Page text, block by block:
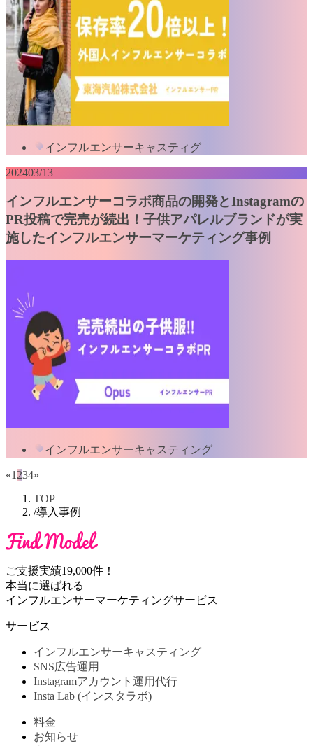
インフルエンサーキャスティグ
202403/13
インフルエンサーコラボ商品の開発とInstagramの
PR投稿で完売が続出！子供アパレルブランドが実
施したインフルエンサーマーケティング事例
インフルエンサーキャスティング
«1 234»
TOP
/導入事例
ご支援実績19,000件！
本当に選ばれる
インフルエンサーマーケティングサービス
サービス
インフルエンサーキャスティング
SNS広告運用
Instagramアカウント運用代行
Insta Lab (インスタラボ)
料金
お知らせ